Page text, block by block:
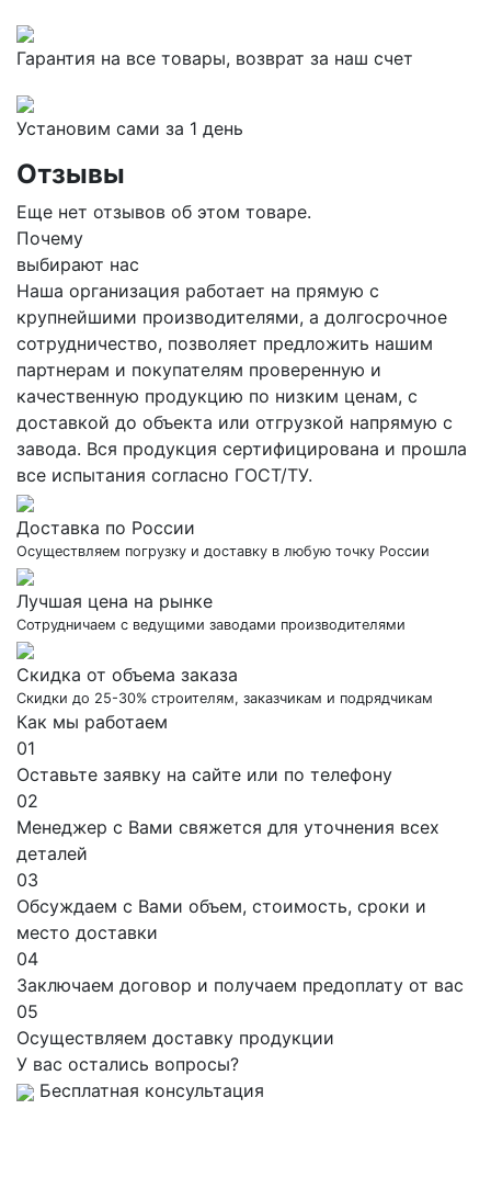
Гарантия на все товары, возврат за наш счет
Установим сами за 1 день
Отзывы
Еще нет отзывов об этом товаре.
Почему
выбирают нас
Наша организация работает на прямую с
крупнейшими производителями, а долгосрочное
сотрудничество, позволяет предложить нашим
партнерам и покупателям проверенную и
качественную продукцию по низким ценам, с
доставкой до объекта или отгрузкой напрямую с
завода. Вся продукция сертифицирована и прошла
все испытания согласно ГОСТ/ТУ.
Доставка по России
Осуществляем погрузку и доставку в любую точку России
Лучшая цена на рынке
Сотрудничаем с ведущими заводами производителями
Скидка от объема заказа
Скидки до 25-30% строителям, заказчикам и подрядчикам
Как мы работаем
01
Оставьте заявку на сайте или по телефону
02
Менеджер с Вами свяжется для уточнения всех
деталей
03
Обсуждаем с Вами объем, стоимость, сроки и
место доставки
04
Заключаем договор и получаем предоплату от вас
05
Осуществляем доставку продукции
У вас остались вопросы?
Бесплатная консультация